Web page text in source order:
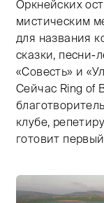
Оркнейских
мистическим
для названия
сказки, песни-
«Совесть» и
Сейчас Ring of
клубе,
готовит